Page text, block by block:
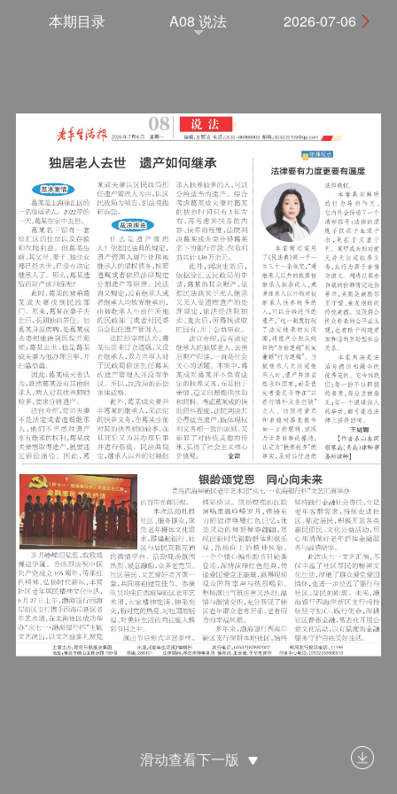
滑动查看下一版
本期目录 A08 说法 2026-07-06